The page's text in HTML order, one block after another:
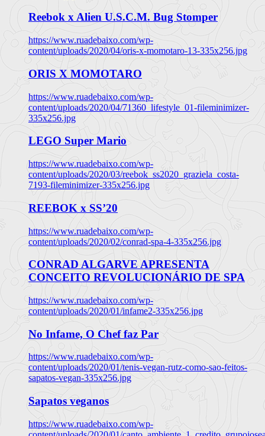
Reebok x Alien U.S.C.M. Bug Stomper
https://www.ruadebaixo.com/wp-
content/uploads/2020/04/oris-x-momotaro-13-335x256.jpg
ORIS X MOMOTARO
https://www.ruadebaixo.com/wp-
content/uploads/2020/04/71360_lifestyle_01-fileminimizer-
335x256.jpg
LEGO Super Mario
https://www.ruadebaixo.com/wp-
content/uploads/2020/03/reebok_ss2020_graziela_costa-
7193-fileminimizer-335x256.jpg
REEBOK x SS’20
https://www.ruadebaixo.com/wp-
content/uploads/2020/02/conrad-spa-4-335x256.jpg
CONRAD ALGARVE APRESENTA
CONCEITO REVOLUCIONÁRIO DE SPA
https://www.ruadebaixo.com/wp-
content/uploads/2020/01/infame2-335x256.jpg
No Infame, O Chef faz Par
https://www.ruadebaixo.com/wp-
content/uploads/2020/01/tenis-vegan-rutz-como-sao-feitos-
sapatos-vegan-335x256.jpg
Sapatos veganos
https://www.ruadebaixo.com/wp-